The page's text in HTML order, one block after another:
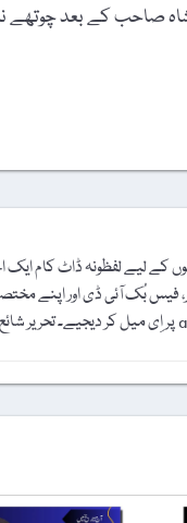
صاحب کے بعد چوتھے
لیے لفظونہ ڈاٹ کام ایک
فیس بُک آئی ڈی اور اپنے